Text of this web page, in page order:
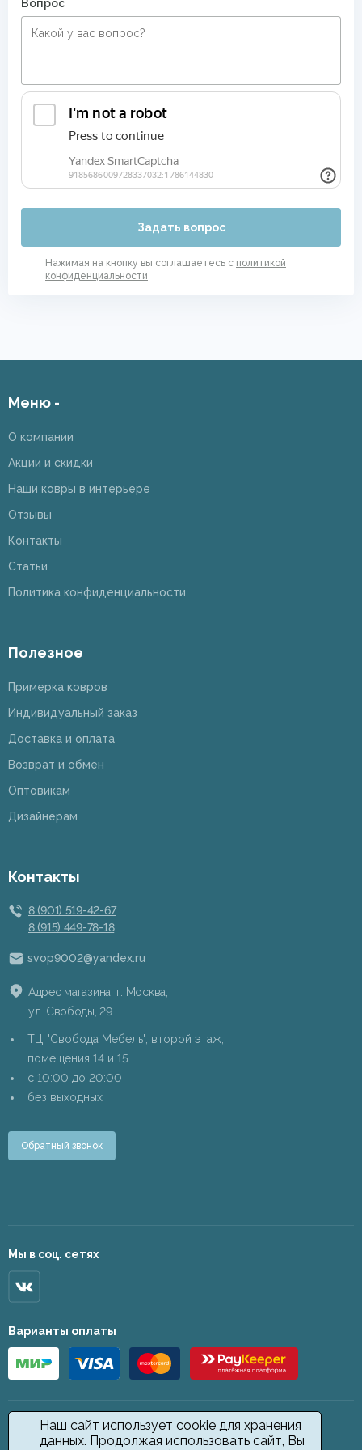
Вопрос
Задать вопрос
Нажимая на кнопку вы соглашаетесь с политикой
конфиденциальности
Наш сайт использует cookie для хранения
данных. Продолжая использовать сайт, Вы
Меню -
О компании
Акции и скидки
Наши ковры в интерьере
Отзывы
Контакты
Статьи
Политика конфиденциальности
Полезное
Примерка ковров
Индивидуальный заказ
Доставка и оплата
Возврат и обмен
Оптовикам
Дизайнерам
Контакты
8 (901) 519-42-67
8 (915) 449-78-18
svop9002@yandex.ru
Адрес магазина: г. Москва,
ул. Свободы, 29
ТЦ "Свобода Мебель", второй этаж,
помещения 14 и 15
c 10:00 до 20:00
без выходных
Обратный звонок
Мы в соц. сетях
Варианты оплаты